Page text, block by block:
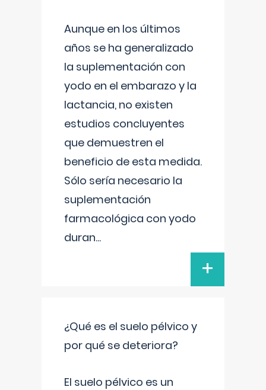
Aunque en los últimos
años se ha generalizado
la suplementación con
yodo en el embarazo y la
lactancia, no existen
estudios concluyentes
que demuestren el
beneficio de esta medida.
Sólo sería necesario la
suplementación
farmacológica con yodo
duran...
+
¿Qué es el suelo pélvico y
por qué se deteriora?
El suelo pélvico es un